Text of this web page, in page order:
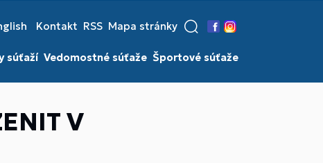
Kontakt RSS Mapa stránky
Facebook
Instagram
súťaží Vedomostné súťaže Športové súťaže
V